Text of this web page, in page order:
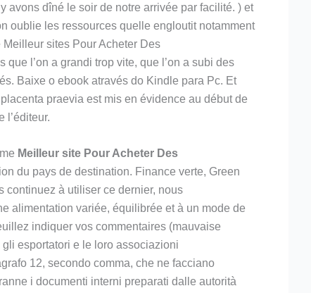
avons dîné le soir de notre arrivée par facilité. ) et
oublie les ressources quelle engloutit notamment
sites Pour Acheter Des
l’on a grandi trop vite, que l’on a subi des
Baixe o ebook através do Kindle para Pc. Et
praevia est mis en évidence au début de
l’éditeur.
Meilleur site Pour Acheter Des
du pays de destination. Finance verte, Green
continuez à utiliser ce dernier, nous
alimentation variée, équilibrée et à un mode de
indiquer vos commentaires (mauvaise
esportatori e le loro associazioni
12, secondo comma, che ne facciano
i documenti interni preparati dalle autorità